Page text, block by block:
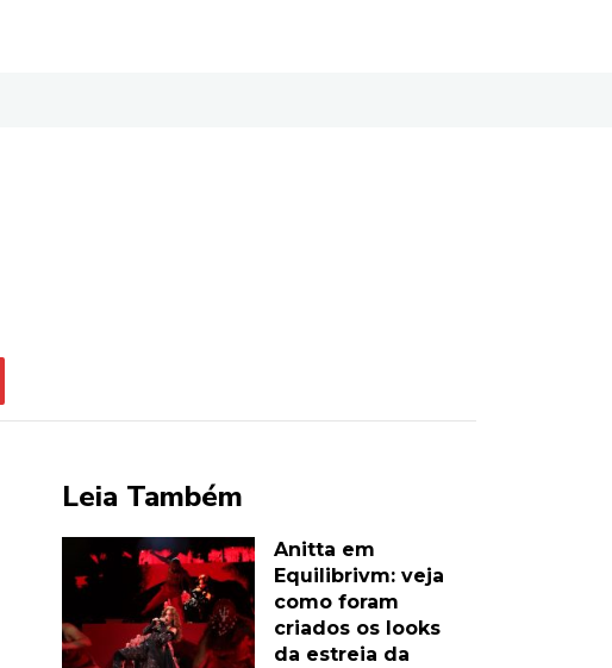
Leia Também
Anitta em
Equilibrivm: veja
como foram
criados os looks
da estreia da